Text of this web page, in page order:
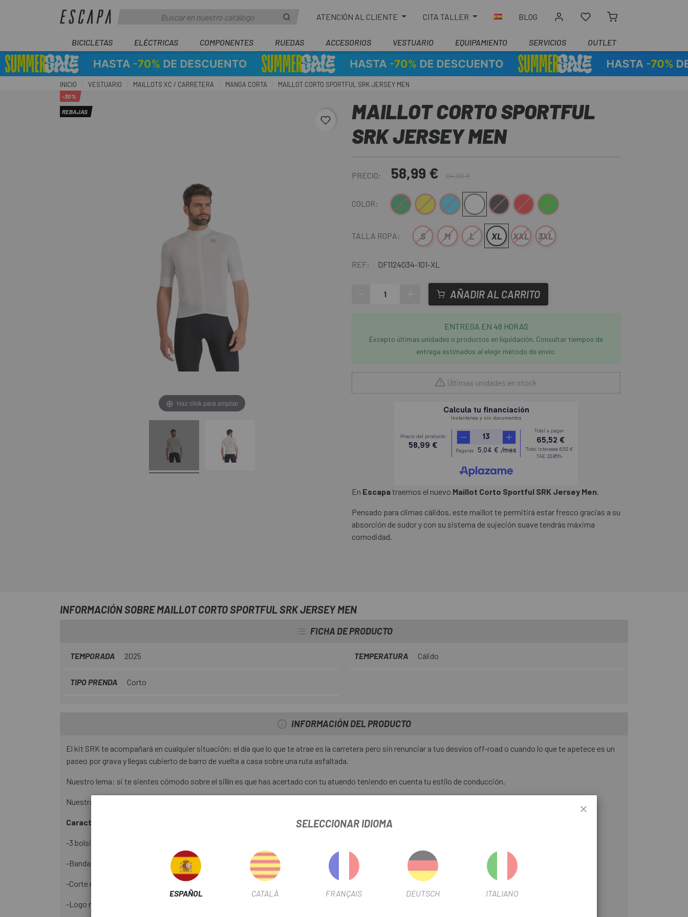
ATENCIÓN AL CLIENTE CITA TALLER BLOG
BICICLETAS ELÉCTRICAS COMPONENTES RUEDAS ACCESORIOS VESTUARIO EQUIPAMIENTO SERVICIOS OUTLET
INICIO VESTUARIO MAILLOTS XC / CARRETERA MANGA CORTA MAILLOT CORTO SPORTFUL SRK JERSEY MEN
favorite_border
-30%
REBAJAS
Haz click para ampliar
MAILLOT CORTO SPORTFUL
SRK JERSEY MEN
PRECIO: 58,99 € 84,90 €
COLOR: Verde OlivaAmarilloAzul Blanco Negro Rojo Verde
TALLA ROPA: S M L XL XXL 3XL
REF: DF1124034-101-XL
AÑADIR AL CARRITO
ENTREGA EN 48 HORAS
Excepto últimas unidades o productos en liquidación. Consultar tiempos de
entrega estimados al elegir método de envío.
Últimas unidades en stock
En Escapatraemos el nuevo Maillot Corto Sportful SRK Jersey Men.
Pensado para climas cálidos, este maillot te permitirá estar fresco gracias a su
absorción de sudor y con su sistema de sujeción suave tendrás máxima
comodidad.
INFORMACIÓN SOBRE MAILLOT CORTO SPORTFUL SRK JERSEY MEN
FICHA DE PRODUCTO
TEMPORADA 2025 TEMPERATURA Cálido
TIPO PRENDA Corto
INFORMACIÓN DEL PRODUCTO
El kit SRK te acompañará en cualquier situación: el día que lo que te atrae es la carretera pero sin renunciar a tus desvíos off-road o cuando lo que te apetece es un
paseo por grava y llegas cubierto de barro de vuelta a casa sobre una ruta asfaltada.
Nuestro lema: si te sientes cómodo sobre el sillín es que has acertado con tu atuendo teniendo en cuenta tu estilo de conducción.
Nuestra convicción: con este kit conseguirás la comodidad que buscas en cualquier situación
Características
-3 bolsillos clásicos más un bolsillo adicional con cremallera en la parte trasera
-Banda elástica en las mangas con una resistente costura plana
-Corte relajado con una cremallera ligeramente más larga
-Logo reflectante delante y detrás
SELECCIONAR IDIOMA
ESPAÑOL CATALÀ FRANÇAIS DEUTSCH ITALIANO